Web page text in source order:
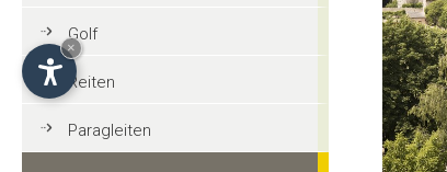
Golf
Reiten
Paragleiten
×